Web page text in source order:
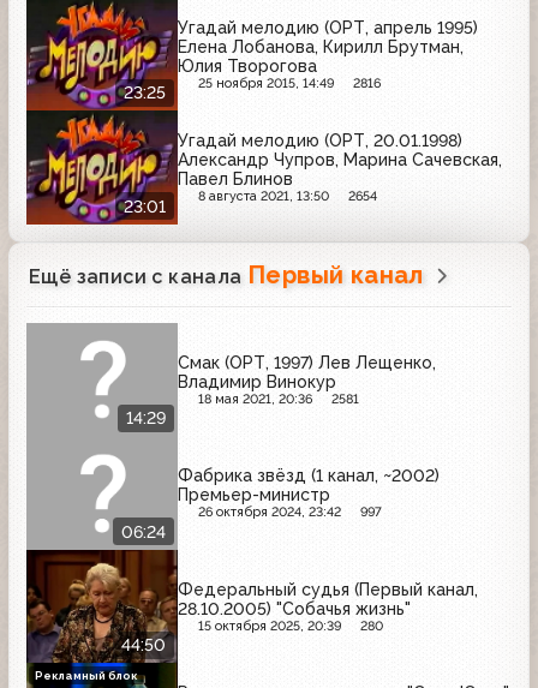
23:25
Угадай мелодию (ОРТ, апрель 1995)
Елена Лобанова, Кирилл Брутман,
Юлия Творогова
25 ноября 2015, 14:49 2816
23:01
Угадай мелодию (ОРТ, 20.01.1998)
Александр Чупров, Марина Сачевская,
Павел Блинов
8 августа 2021, 13:50 2654
Ещё записи с канала Первый канал
14:29
Смак (ОРТ, 1997) Лев Лещенко,
Владимир Винокур
18 мая 2021, 20:36 2581
06:24
Фабрика звёзд (1 канал, ~2002)
Премьер-министр
26 октября 2024, 23:42 997
44:50
Федеральный судья (Первый канал,
28.10.2005) "Собачья жизнь"
15 октября 2025, 20:39 280
Рекламный блок